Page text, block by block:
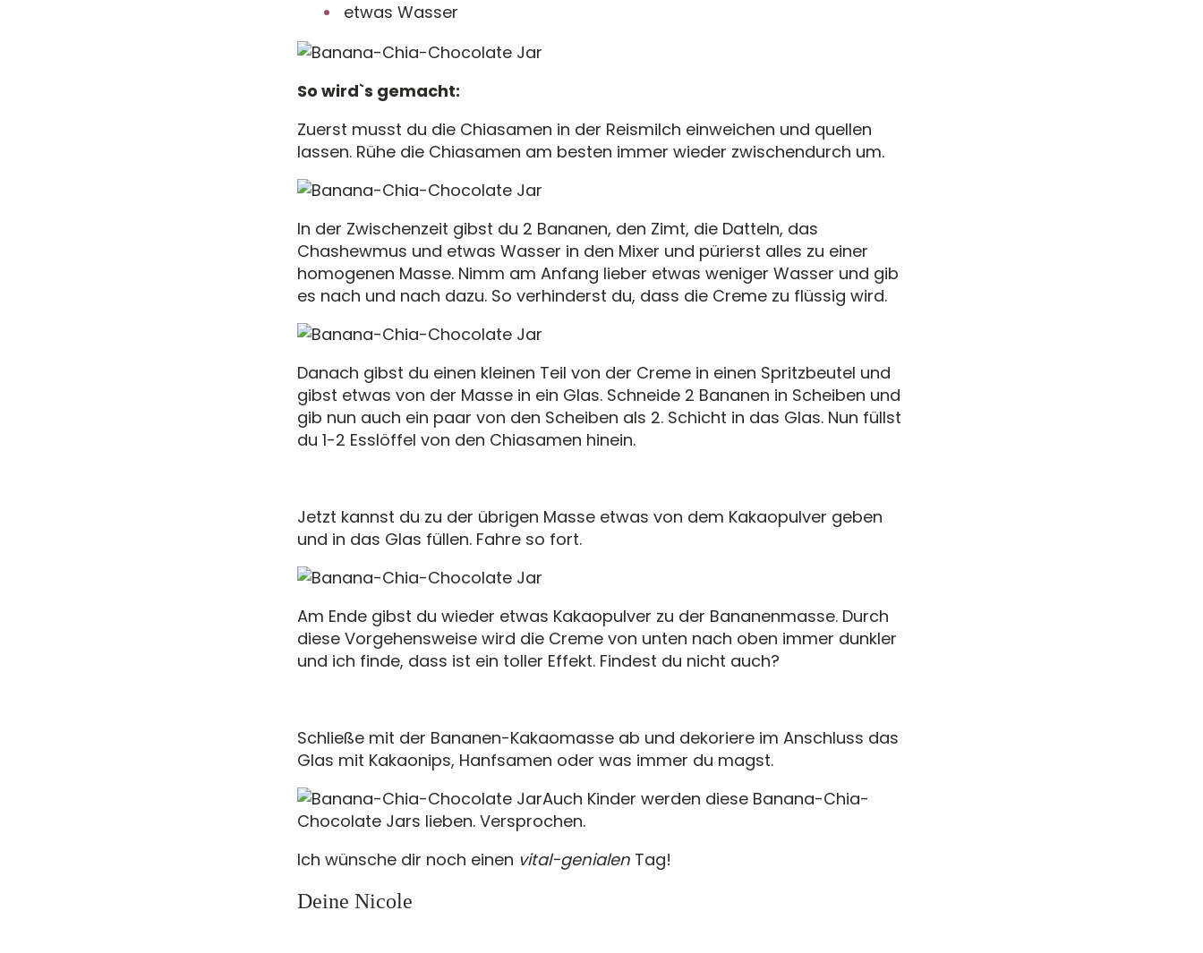
etwas Wasser
So wird`s gemacht:
Zuerst musst du die Chiasamen in der Reismilch einweichen und quellen
lassen. Rühe die Chiasamen am besten immer wieder zwischendurch um.
In der Zwischenzeit gibst du 2 Bananen, den Zimt, die Datteln, das
Chashewmus und etwas Wasser in den Mixer und pürierst alles zu einer
homogenen Masse. Nimm am Anfang lieber etwas weniger Wasser und gib
es nach und nach dazu. So verhinderst du, dass die Creme zu flüssig wird.
Danach gibst du einen kleinen Teil von der Creme in einen Spritzbeutel und
gibst etwas von der Masse in ein Glas. Schneide 2 Bananen in Scheiben und
gib nun auch ein paar von den Scheiben als 2. Schicht in das Glas. Nun füllst
du 1-2 Esslöffel von den Chiasamen hinein.
Jetzt kannst du zu der übrigen Masse etwas von dem Kakaopulver geben
und in das Glas füllen. Fahre so fort.
Am Ende gibst du wieder etwas Kakaopulver zu der Bananenmasse. Durch
diese Vorgehensweise wird die Creme von unten nach oben immer dunkler
und ich finde, dass ist ein toller Effekt. Findest du nicht auch?
Schließe mit der Bananen-Kakaomasse ab und dekoriere im Anschluss das
Glas mit Kakaonips, Hanfsamen oder was immer du magst.
Auch Kinder werden diese Banana-Chia-
Chocolate Jars lieben. Versprochen.
Ich wünsche dir noch einen vital-genialen Tag!
Deine Nicole